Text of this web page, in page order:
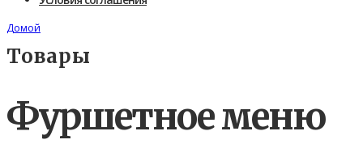
Домой
Товары
Фуршетное меню